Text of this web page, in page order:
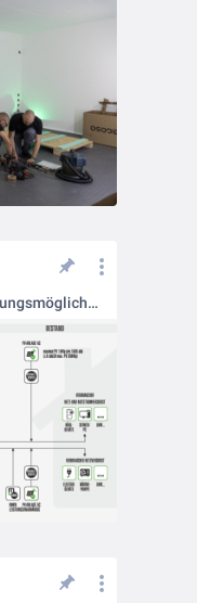
smartblock battery - Einbindungsmöglichkeiten